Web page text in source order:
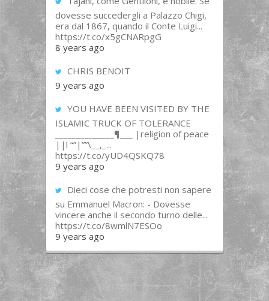
dovesse succedergli a Palazzo Chigi,
era dal 1867, quando il Conte Luigi...
https://t.co/x5gCNARpgG
8 years ago
CHRIS BENOIT
9 years ago
YOU HAVE BEEN VISITED BY THE
ISLAMIC TRUCK OF TOLERANCE
______________¶___ |religion of peace
||l “”|””\__,_...
https://t.co/yUD4QSKQ78
9 years ago
Dieci cose che potresti non sapere
su Emmanuel Macron: - Dovesse
vincere anche il secondo turno delle...
https://t.co/8wmlN7ESOo
9 years ago